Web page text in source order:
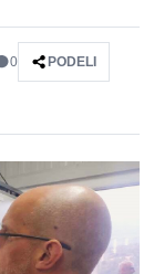
0 PODELI